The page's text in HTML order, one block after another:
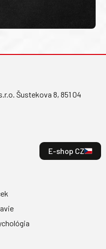
Šustekova 8, 851 04
E-shop CZ